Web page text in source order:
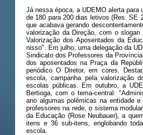
Já nessa época, a UDEMO alerta para
de 180 para 200 dias letivos (Res. SE
que acabava gerando
valorização da Direção, com o
Valorização dos Aposentados da
nisso". Em julho, uma delegação da
Sindicato dos Professores da
dos aposentados na Praça da
periódico O Diretor, em cores.
escola, campanha pela valorização
escolas públicas. Em outubro, a
Bertioga, com o tema-central:
ano algumas polêmicas na entidade
professores na rede, o sistema
da Educação (Rose Neubauer), a
itens e 36 sub-itens, englobando
escola.